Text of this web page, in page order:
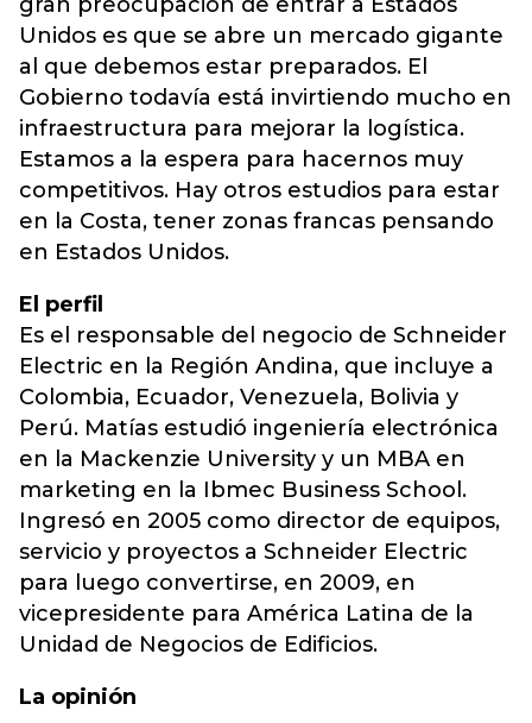
Unidos es que se abre un mercado gigante
al que debemos estar preparados. El
Gobierno todavía está invirtiendo mucho en
infraestructura para mejorar la logística.
Estamos a la espera para hacernos muy
competitivos. Hay otros estudios para estar
en la Costa, tener zonas francas pensando
en Estados Unidos.
El perfil
Es el responsable del negocio de Schneider
Electric en la Región Andina, que incluye a
Colombia, Ecuador, Venezuela, Bolivia y
Perú. Matías estudió ingeniería electrónica
en la Mackenzie University y un MBA en
marketing en la Ibmec Business School.
Ingresó en 2005 como director de equipos,
servicio y proyectos a Schneider Electric
para luego convertirse, en 2009, en
vicepresidente para América Latina de la
Unidad de Negocios de Edificios.
La opinión